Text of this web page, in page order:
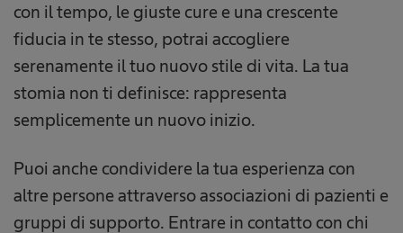
con il tempo, le giuste cure e una crescente
fiducia in te stesso, potrai accogliere
serenamente il tuo nuovo stile di vita. La tua
stomia non ti definisce: rappresenta
semplicemente un nuovo inizio.
Puoi anche condividere la tua esperienza con
altre persone attraverso associazioni di pazienti e
gruppi di supporto. Entrare in contatto con chi